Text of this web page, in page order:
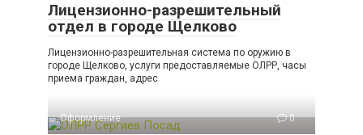
Лицензионно-разрешительный
отдел в городе Щелково
Лицензионно-разрешительная система по оружию в
городе Щелково, услуги предоставляемые ОЛРР, часы
приема граждан, адрес
Оформление 0